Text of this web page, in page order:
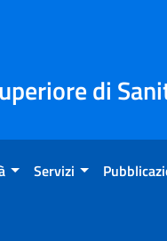
di
Servizi